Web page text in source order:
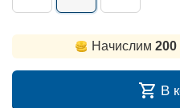
Начислим 200
В